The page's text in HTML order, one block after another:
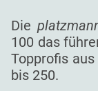
Die
100 das
Topprofis
bis 250.